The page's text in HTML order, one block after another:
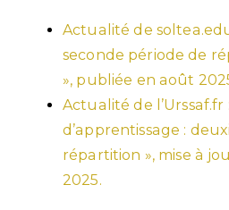
Actualité de
seconde période de
», publiée en août
Actualité de l’Urssaf.fr
d’apprentissage :
répartition », mise à
2025.